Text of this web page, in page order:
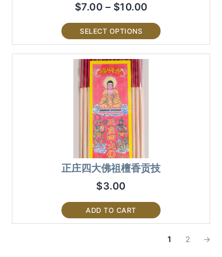
$7.00 – $10.00
SELECT OPTIONS
正庄四大佛祖檀香贡技
$3.00
ADD TO CART
1 2 →